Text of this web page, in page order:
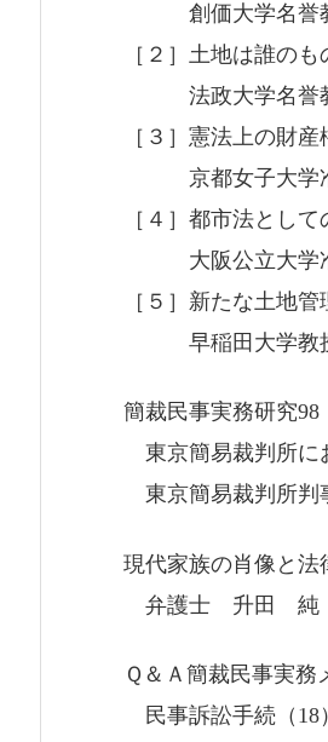
創価大学名誉
［２］土地は誰のも
法政大学名誉
［３］憲法上の財
京都女子大学
［４］都市法とし
大阪公立大学
［５］新たな土地
早稲田大学教
簡裁民事実務研究98
東京簡易裁判所に
東京簡易裁判所
現代家族の肖像と法
弁護士 升田 純
Ｑ＆Ａ簡裁民事実務
民事訴訟手続（18）